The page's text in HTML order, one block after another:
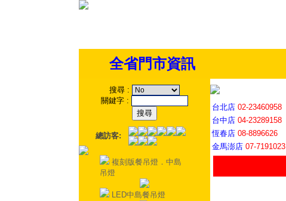
全省門市資訊
搜尋 :
關鍵字 :
總訪客:
複刻版餐吊燈．中島
吊燈
LED中島餐吊燈
台北店 02-23460958
台中店 04-23289158
恆春店 08-8896626
金馬澎店 07-7191023